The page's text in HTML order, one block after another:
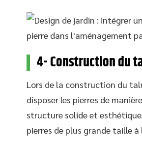
4- Construction du
Lors de la construction du
disposer les pierres de
structure solide et
pierres de plus grande taille à